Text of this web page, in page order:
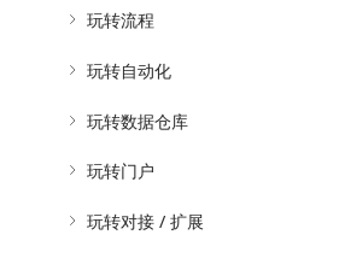
玩转流程
玩转自动化
玩转数据仓库
玩转门户
玩转对接 / 扩展